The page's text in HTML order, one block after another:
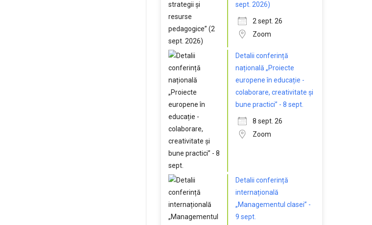
sept. 2026)
2 sept. 26
Zoom
Detalii conferință
națională „Proiecte
europene în educație -
colaborare, creativitate și
bune practici” - 8 sept.
8 sept. 26
Zoom
Detalii conferință
internațională
„Managementul clasei” -
9 sept.